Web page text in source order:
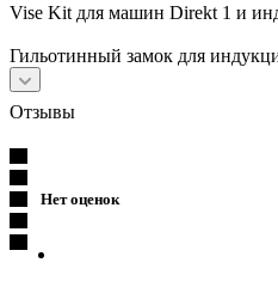
Vise Kit для машин Direkt 1 и
Гильотинный замок для
Отзывы
Нет оценок